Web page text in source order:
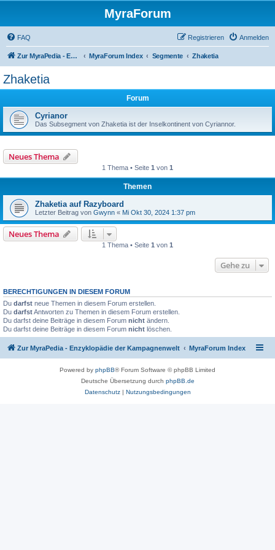
MyraForum
FAQ Anmelden
Registrieren
Zur MyraPedia - Enzyklopädie der Kampagnenwelt MyraForum Index Segmente Zhaketia
Zhaketia
Forum
Cyrianor
Das Subsegment von Zhaketia ist der Inselkontinent von Cyriannor.
Neues Thema
1 Thema • Seite 1 von 1
Themen
Zhaketia auf Razyboard
Letzter Beitrag von Gwynn « Mi Okt 30, 2024 1:37 pm
Neues Thema
1 Thema • Seite 1 von 1
Gehe zu
BERECHTIGUNGEN IN DIESEM FORUM
Du darfst neue Themen in diesem Forum erstellen.
Du darfstAntworten zu Themen in diesem Forum erstellen.
Du darfst deine Beiträge in diesem Forum nicht ändern.
Du darfst deine Beiträge in diesem Forum nicht löschen.
Zur MyraPedia - Enzyklopädie der Kampagnenwelt MyraForum Index
Powered by phpBB® Forum Software © phpBB Limited
Deutsche Übersetzung durch phpBB.de
Datenschutz| Nutzungsbedingungen